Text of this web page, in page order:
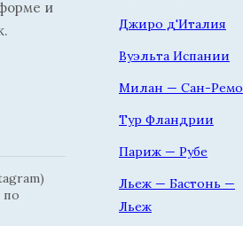
и
по
Джиро д'Италия
Вуэльта Испании
Милан — Сан-Ремо
Тур Фландрии
Париж — Рубе
Льеж — Бастонь —
Льеж